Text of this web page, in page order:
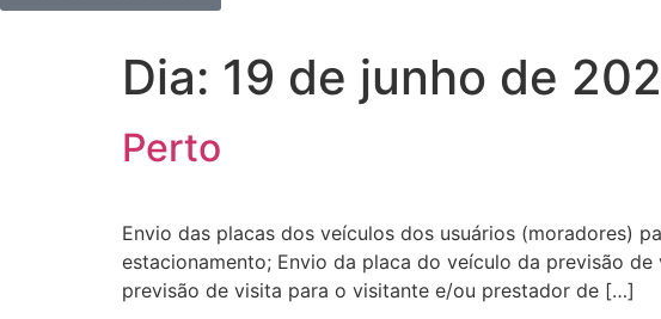
Dia: 19 de junho de
Perto
Envio das placas dos veículos dos usuários (moradores)
estacionamento; Envio da placa do veículo da previsão
previsão de visita para o visitante e/ou prestador de […]